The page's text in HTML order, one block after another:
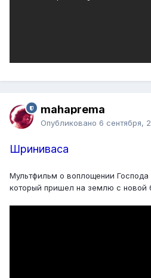
mahaprema
Опубликовано 6 сентября,
Шриниваса
Мультфильм о воплощении
который пришел на землю с новой